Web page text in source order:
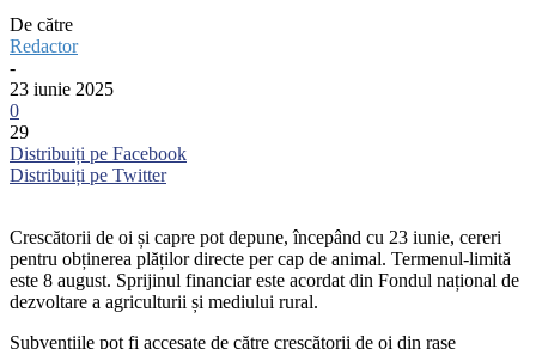
De către
Redactor
-
23 iunie 2025
0
29
Distribuiți pe Facebook
Distribuiți pe Twitter
Crescătorii de oi și capre pot depune, începând cu 23 iunie, cereri
pentru obținerea plăților directe per cap de animal. Termenul-limită
este 8 august. Sprijinul financiar este acordat din Fondul național de
dezvoltare a agriculturii și mediului rural.
Subvențiile pot fi accesate de către crescătorii de oi din rase